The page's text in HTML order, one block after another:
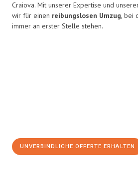
Craiova. Mit unserer Expertise und
wir für einen reibungslosen Umzug, bei
immer an erster Stelle stehen.
UNVERBINDLICHE OFFERTE ERHALTEN